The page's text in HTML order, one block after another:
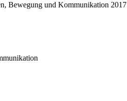
Bewegung und Kommunikation 2017